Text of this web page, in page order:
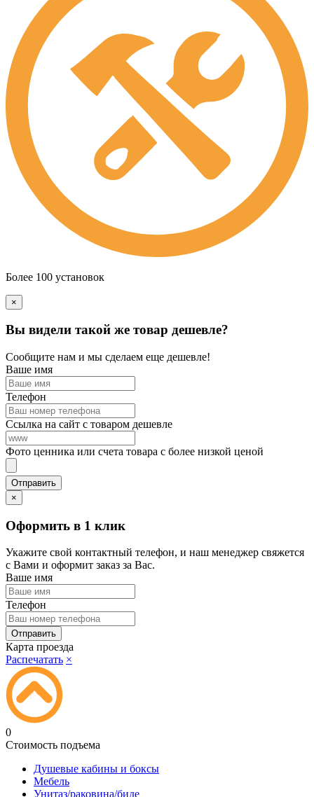
Более 100 установок
×
Вы видели такой же товар дешевле?
Сообщите нам и мы сделаем еще дешевле!
Ваше имя
Телефон
Ссылка на сайт с товаром дешевле
Фото ценника или счета товара с более низкой ценой
×
Оформить в 1 клик
Укажите свой контактный телефон, и наш менеджер свяжется
с Вами и оформит заказ за Вас.
Ваше имя
Телефон
Карта проезда
Распечатать ×
0
Стоимость подъема
Душевые кабины и боксы
Мебель
Унитаз/раковина/биде